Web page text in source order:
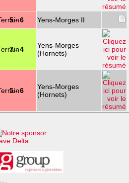
5 - 6 Yens-Morges II
7 - 4
Yens-Morges
(Hornets)
5 - 6
Yens-Morges
(Hornets)